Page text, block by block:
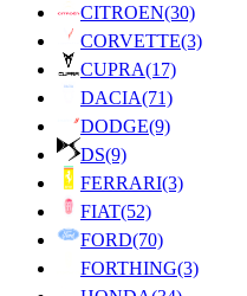
CITROEN(30)
CORVETTE(3)
CUPRA(17)
DACIA(71)
DODGE(9)
DS(9)
FERRARI(3)
FIAT(52)
FORD(70)
FORTHING(3)